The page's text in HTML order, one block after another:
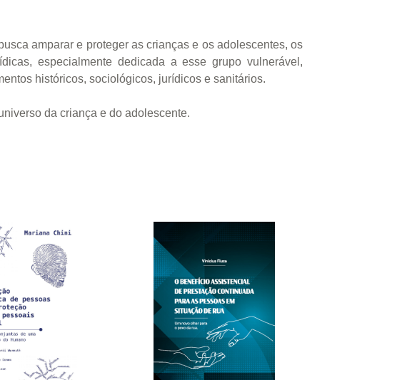
amparar e proteger as crianças e os adolescentes, os
especialmente dedicada a esse grupo vulnerável,
históricos, sociológicos, jurídicos e sanitários.
da criança e do adolescente.